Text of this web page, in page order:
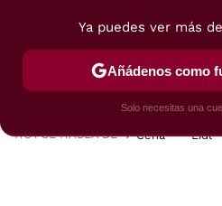
POSTRES VIAJES
HOY SE HABLA DE Cena Lidl
Ya puedes ver más
Añádenos como
Solo necesitas una